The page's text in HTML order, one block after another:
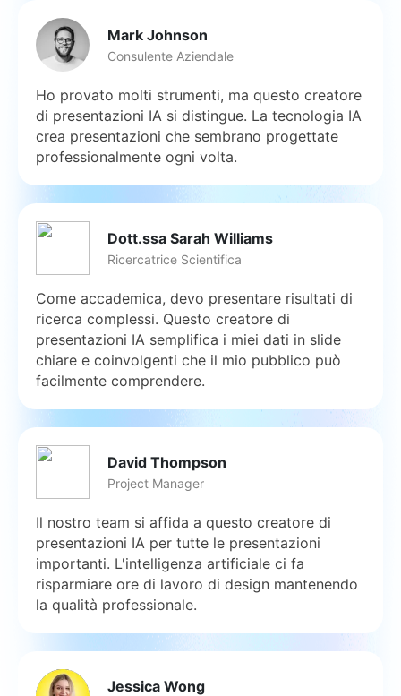
Mark Johnson
Consulente Aziendale
Ho provato molti strumenti, ma questo creatore
di presentazioni IA si distingue. La tecnologia IA
crea presentazioni che sembrano progettate
professionalmente ogni volta.
Dott.ssa Sarah Williams
Ricercatrice Scientifica
Come accademica, devo presentare risultati di
ricerca complessi. Questo creatore di
presentazioni IA semplifica i miei dati in slide
chiare e coinvolgenti che il mio pubblico può
facilmente comprendere.
David Thompson
Project Manager
Il nostro team si affida a questo creatore di
presentazioni IA per tutte le presentazioni
importanti. L'intelligenza artificiale ci fa
risparmiare ore di lavoro di design mantenendo
la qualità professionale.
Jessica Wong